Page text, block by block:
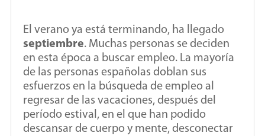
El verano ya está terminando, ha llegado
septiembre. Muchas personas se deciden
en esta época a buscar empleo. La mayoría
de las personas españolas doblan sus
esfuerzos en la búsqueda de empleo al
regresar de las vacaciones, después del
período estival, en el que han podido
descansar de cuerpo y mente, desconectar